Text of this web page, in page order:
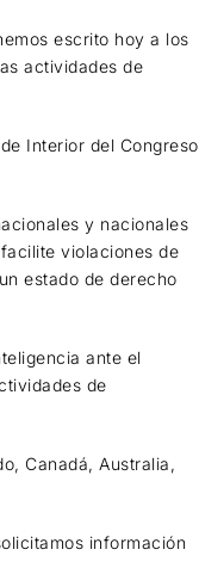
escrito hoy a los
actividades de
Interior del Congreso
y nacionales
violaciones de
estado de derecho
ante el
de
Canadá, Australia,
información